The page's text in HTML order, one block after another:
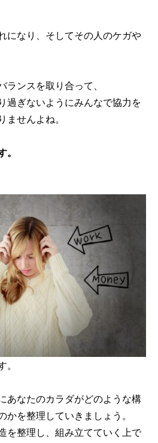
になり、そしてその人のケガや
ランスを取り合って、
過ぎないようにみんなで協力を
ませんよね。
あなたのカラダがどのような構
かを整理していきましょう。
を整理し、組み立てていく上で